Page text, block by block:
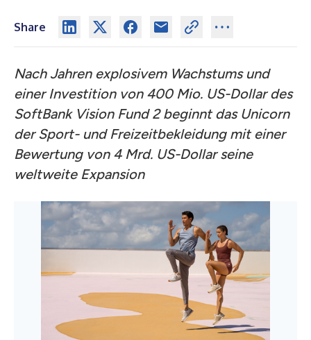
Share
Nach Jahren explosivem Wachstums und
einer Investition von 400 Mio. US-Dollar des
SoftBank Vision Fund 2 beginnt das Unicorn
der Sport- und Freizeitbekleidung mit einer
Bewertung von 4 Mrd. US-Dollar seine
weltweite Expansion